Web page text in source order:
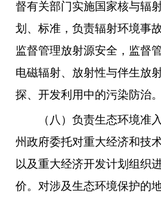
督有关部门实施国家核与辐
划、标准，负责辐射环境事
监督管理放射源安全，监督
电磁辐射、放射性与伴生放
探、开发利用中的污染防治。
（八）负责生态环境准入
州政府委托对重大经济和技
以及重大经济开发计划组织
价。对涉及生态环境保护的